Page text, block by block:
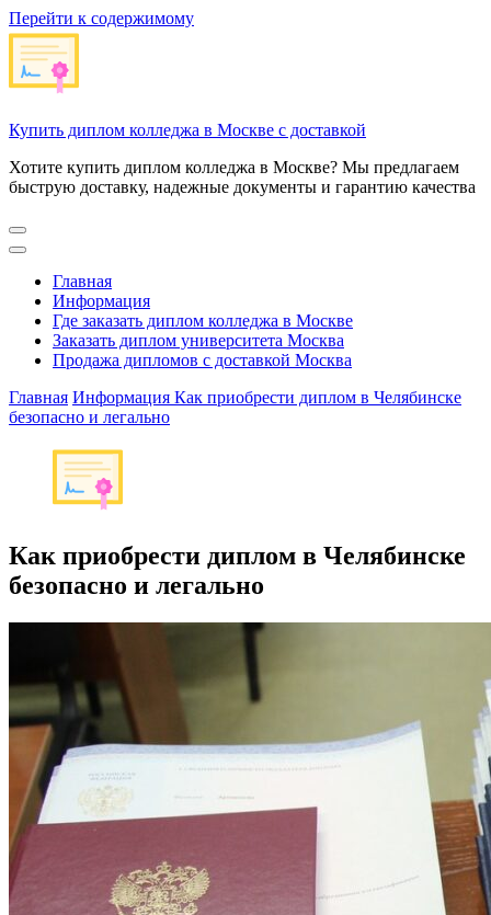
Перейти к содержимому
Купить диплом колледжа в Москве с доставкой
Хотите купить диплом колледжа в Москве? Мы предлагаем
быструю доставку, надежные документы и гарантию качества
Главная
Информация
Где заказать диплом колледжа в Москве
Заказать диплом университета Москва
Продажа дипломов с доставкой Москва
Главная Информация Как приобрести диплом в Челябинске
безопасно и легально
Как приобрести диплом в Челябинске
безопасно и легально